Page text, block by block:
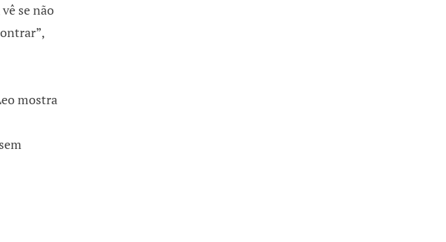
se não
mostra